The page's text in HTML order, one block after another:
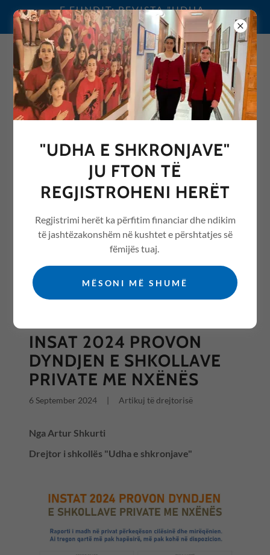
E FUNDIT: REVISTA "UDHA
E SHKRONJAVE" 2026
0692076068
REVISTA "UDHA E
SHKRONJAVE" ME ARTIKUJ
NGA ARSIMI /EDUCATION
All Posts
INSAT 2024 PROVON
DYNDJEN E SHKOLLAVE
PRIVATE ME NXËNËS
6 September 2024 Artikuj të drejtorisë
Nga Artur Shkurti
Drejtor i shkollës "Udha e shkronjave"
"UDHA E SHKRONJAVE"
JU FTON TË
REGJISTROHENI HERËT
Regjistrimi herët ka përfitim financiar dhe ndikim
të jashtëzakonshëm në kushtet e përshtatjes së
fëmijës tuaj.
MËSONI MË SHUMË